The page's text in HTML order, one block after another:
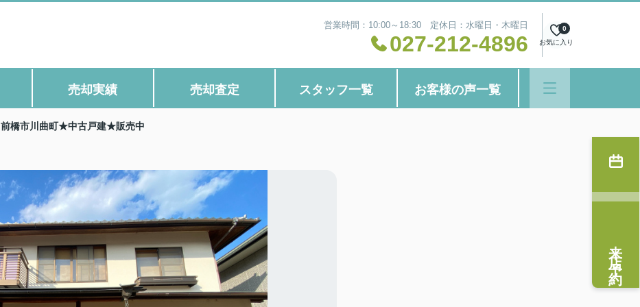
営業時間：10:00～18:30 定休日：水曜日・木曜日
027-212-4896 お気に入り
0
売却実績 売却査定 スタッフ一覧 お客様の声一覧
前橋市川曲町★中古戸建★販売中
来店予約